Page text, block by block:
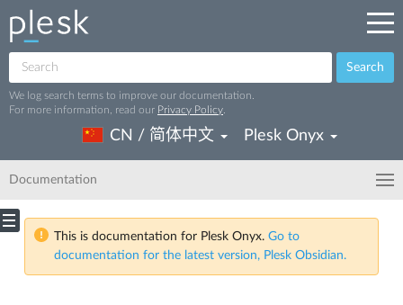
Search
We log search terms to improve our documentation.
For more information, read our Privacy Policy
CN / 简体中文 Plesk Onyx
Documentation
This is documentation for Plesk Onyx. Go to
documentation for the latest version, Plesk Obsidian.